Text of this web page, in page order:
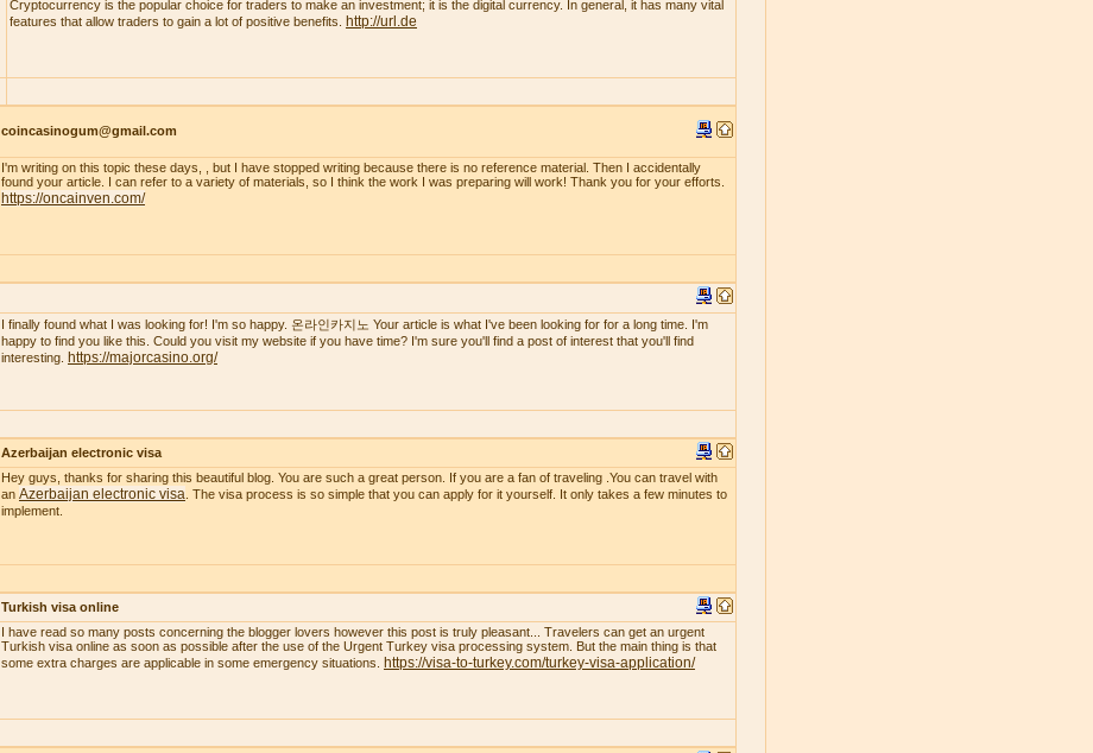
Cryptocurrency is the popular choice for traders to make an investment; it is the digital currency. In general, it has many vital
features that allow traders to gain a lot of positive benefits.
http://url.de
coincasinogum@gmail.com
I'm writing on this topic these days, , but I have stopped writing because there is no reference material. Then I accidentally
found your article. I can refer to a variety of materials, so I think the work I was preparing will work! Thank you for your efforts.
https://oncainven.com/
I finally found what I was looking for! I'm so happy. 온라인카지노 Your article is what I've been looking for for a long time. I'm
happy to find you like this. Could you visit my website if you have time? I'm sure you'll find a post of interest that you'll find
interesting.
https://majorcasino.org/
Azerbaijan electronic visa
Hey guys, thanks for sharing this beautiful blog. You are such a great person. If you are a fan of traveling .You can travel with
an Azerbaijan electronic visa . The visa process is so simple that you can apply for it yourself. It only takes a few minutes to
implement.
Turkish visa online
I have read so many posts concerning the blogger lovers however this post is truly pleasant... Travelers can get an urgent
Turkish visa online as soon as possible after the use of the Urgent Turkey visa processing system. But the main thing is that
some extra charges are applicable in some emergency situations.
https://visa-to-turkey.com/turkey-visa-application/